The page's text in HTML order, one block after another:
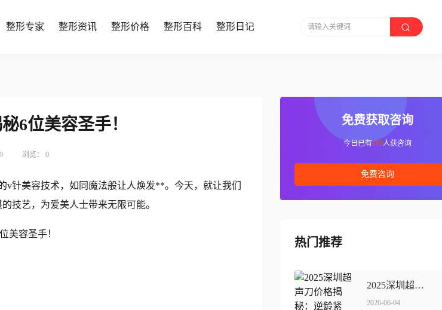
整形专家 整形资讯 整形价格 整形百科 整形日记 请输入关键词
6位美容圣手！
浏览：0
针美容技术，如同魔法般让人焕发**。今天，就让我们
技艺，为爱美人士带来无限可能。
免费获取咨询
今日已有105人获咨询
免费咨询
热门推荐
2025深圳超声刀价格揭秘：**紧致，预算几何？
2026-06-04